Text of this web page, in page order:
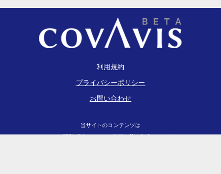
利用規約
プライバシーポリシー
お問い合わせ
当サイトのコンテンツは
EDINET閲覧(提出)サイトの情報を基に作成しています